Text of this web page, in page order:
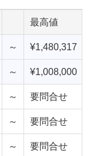
最高値
～ ¥1,480,317
～ ¥1,008,000
～ 要問合せ
～ 要問合せ
～ 要問合せ